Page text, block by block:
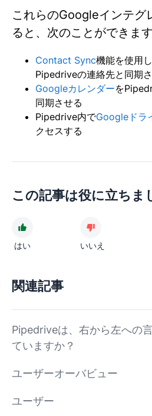
これらのGoogleインテグ
ると、次のことができます
Contact Sync機能を使用
Pipedriveの連絡先と同期
Googleカレンダーを
同期させる
Pipedrive内でGoogleドラ
クセスする
この記事は役に立ちま
はい いいえ
関連記事
Pipedriveは、右から左への
ていますか？
ユーザーオーバビュー
ユーザー